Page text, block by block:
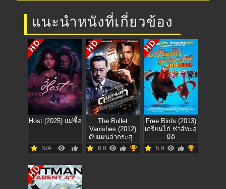
แนะนำหนังที่เกี่ยวข้อง
HD
Host (2025) แม่ซื้อ
N/A
HD
The Bullet
Vanishes (2012)
ดับแผนล่ากระสุน
สั่งตาย
6.6
HD
Free Birds (2013)
เกรียนไก่ ซ่าส์ทะลุ
มิติ
5.9
HD